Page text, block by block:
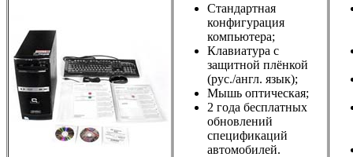
Стандартная
конфигурация
компьютера;
Клавиатура с
защитной плёнкой
(рус./англ. язык);
Мышь оптическая;
2 года бесплатных
обновлений
спецификаций
автомобилей.